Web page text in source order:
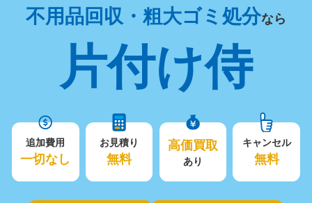
不用品回収・粗大ゴミ処分なら
片付け侍
追加費用
一切なし
お見積り
無料
高価買取
あり
キャンセル
無料